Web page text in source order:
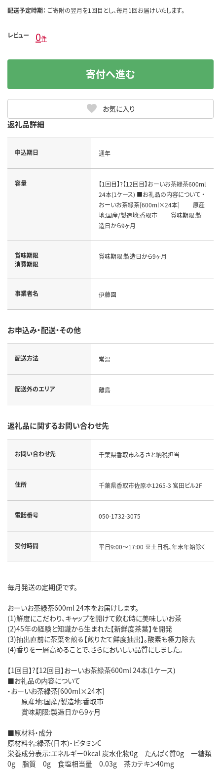
配送予定時期： ご寄附の翌月を1回目とし、毎月1回お届けいたします。
レビュー 0件
お気に入り
寄付へ進む
返礼品詳細
申込期日 通年
容量
【1回目】?【12回目】おーいお茶緑茶600ml
24本(1ケース) ■お礼品の内容について ・
おーいお茶緑茶[600ml×24本] 原産
地:国産/製造地:香取市 賞味期限:製
造日から9ヶ月
賞味期限
消費期限
賞味期限:製造日から9ヶ月
事業者名 伊藤園
お申込み・配送・その他
配送方法 常温
配送外のエリア 離島
返礼品に関するお問い合わせ先
お問い合わせ先 千葉県香取市ふるさと納税担当
住所 千葉県香取市佐原ホ1265-3 宮田ビル2F
電話番号 050-1732-3075
受付時間 平日9:00～17:00 ※土日祝、年末年始除く
毎月発送の定期便です。
おーいお茶緑茶600ml 24本をお届けします。
(1)鮮度にこだわり、キャップを開けて飲む時に美味しいお茶
(2)45年の経験と知識から生まれた【新鮮度茶葉】を開発
(3)抽出直前に茶葉を煎る【煎りたて鮮度抽出】。酸素も極力除去
(4)香りを一層高めることで、さらにおいしい品質にしました。
【1回目】?【12回目】おーいお茶緑茶600ml 24本(1ケース)
■お礼品の内容について
・おーいお茶緑茶[600ml×24本]
原産地:国産/製造地:香取市
賞味期限:製造日から9ヶ月
■原材料・成分
原材料名:緑茶(日本)・ビタミンC
栄養成分表示:エネルギー0kcal 炭水化物0g たんぱく質0g 一糖類
0g 脂質 0g 食塩相当量 0.03g 茶カテキン40mg